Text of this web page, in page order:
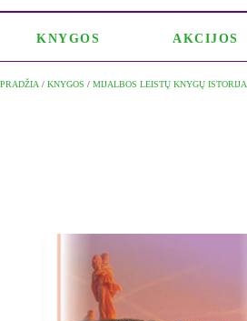
KNYGOS AKCIJOS
PRADŽIA / KNYGOS / MIJALBOS LEISTŲ KNYGŲ ISTORIJA